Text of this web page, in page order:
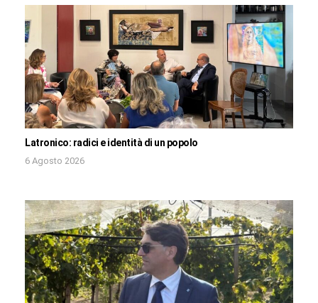
Latronico: radici e identità di un popolo
6 Agosto 2026